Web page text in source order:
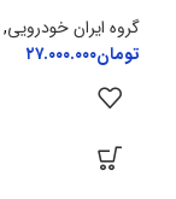
گروه ایران خودرویی,
تومان۲۷.۰۰۰.۰۰۰